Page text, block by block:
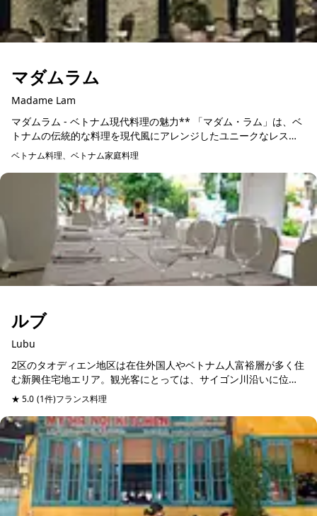
マダムラム
Madame Lam
マダムラム - ベトナム現代料理の魅力** 「マダム・ラム」は、ベ
トナムの伝統的な料理を現代風にアレンジしたユニークなレスト
ランです。このレストランは、地元の新鮮な食材を使い、色とり
どりの...
ベトナム料理、ベトナム家庭料理
ルブ
Lubu
2区のタオディエン地区は在住外国人やベトナム人富裕層が多く住
む新興住宅地エリア。観光客にとっては、サイゴン川沿いに位置
するプチリゾートエリアとして、近年ガイドブックにも掲載され
ています！そのタオ...
★ 5.0 (1件)フランス料理